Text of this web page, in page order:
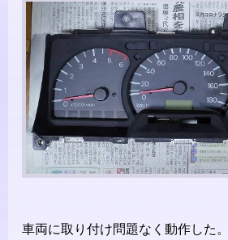
車両に取り付け問題なく動作した。